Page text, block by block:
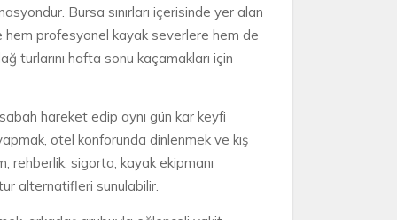
Bursa sınırları içerisinde yer alan
hem profesyonel kayak severlere hem de
turlarını hafta sonu kaçamakları için
hareket edip aynı gün kar keyfi
otel konforunda dinlenmek ve kış
rehberlik, sigorta, kayak ekipmanı
alternatifleri sunulabilir.